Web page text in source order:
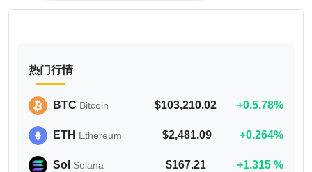
热门行情
BTC Bitcoin $103,210.02 +0.5.78%
ETH Ethereum $2,481.09 +0.264%
Sol Solana $167.21 +1.315 %